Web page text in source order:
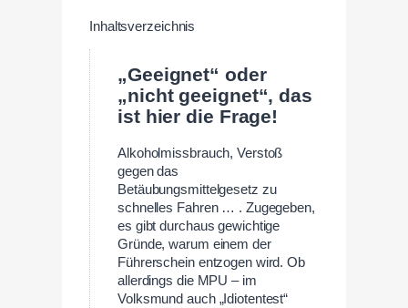
Inhaltsverzeichnis
„Geeignet“ oder
„nicht geeignet“, das
ist hier die Frage!
Alkoholmissbrauch, Verstoß
gegen das
Betäubungsmittelgesetz zu
schnelles Fahren … . Zugegeben,
es gibt durchaus gewichtige
Gründe, warum einem der
Führerschein entzogen wird. Ob
allerdings die MPU – im
Volksmund auch „Idiotentest“